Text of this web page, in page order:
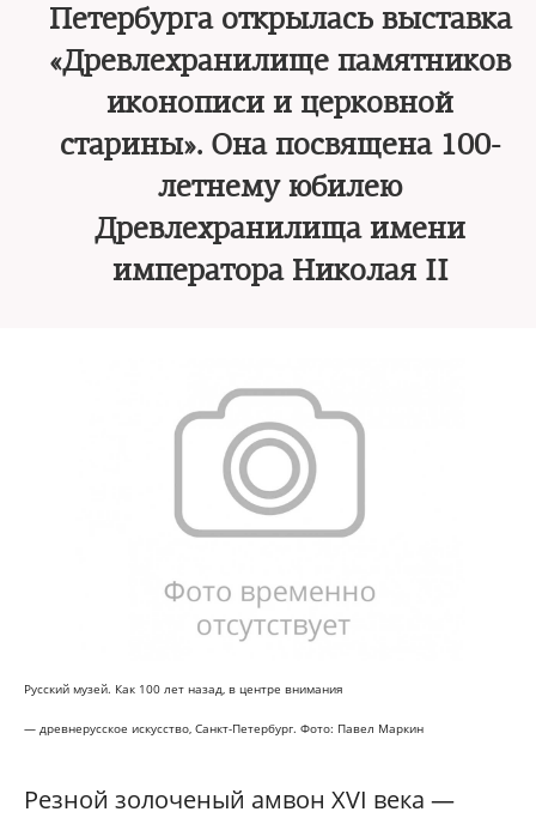
Петербурга открылась выставка
«Древлехранилище памятников
иконописи и церковной
старины». Она посвящена 100-
летнему юбилею
Древлехранилища имени
императора Николая II
Русский музей. Как 100 лет назад, в центре внимания
— древнерусское искусство, Санкт-Петербург. Фото: Павел Маркин
Резной золоченый амвон XVI века —